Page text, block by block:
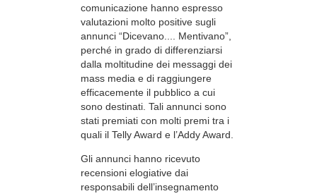
comunicazione hanno espresso
valutazioni molto positive sugli
annunci “Dicevano.... Mentivano”,
perché in grado di differenziarsi
dalla moltitudine dei messaggi dei
mass media e di raggiungere
efficacemente il pubblico a cui
sono destinati. Tali annunci sono
stati premiati con molti premi tra i
quali il Telly Award e l’Addy Award.
Gli annunci hanno ricevuto
recensioni elogiative dai
responsabili dell’insegnamento